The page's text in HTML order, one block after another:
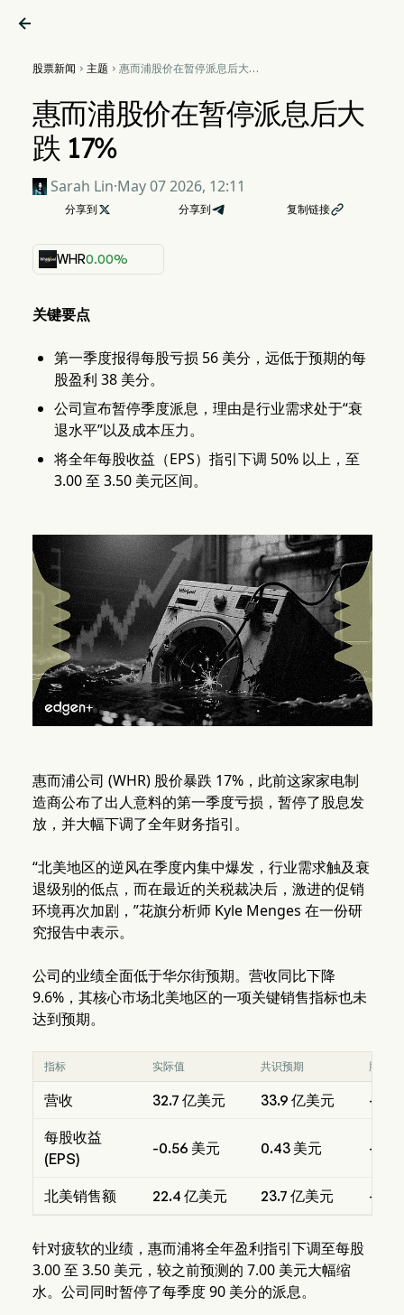

股票新闻  主题  惠而浦股价在暂停派息后大跌
惠而浦股价在暂停派息后大
跌 17%
Sarah Lin·May 07 2026, 12:11
分享到  分享到 复制链接
WHR0.00%
关键要点
第一季度报得每股亏损 56 美分，远低于预期的每
股盈利 38 美分。
公司宣布暂停季度派息，理由是行业需求处于“衰
退水平”以及成本压力。
将全年每股收益（EPS）指引下调 50% 以上，至
3.00 至 3.50 美元区间。
惠而浦公司 (WHR) 股价暴跌 17%，此前这家家电制
造商公布了出人意料的第一季度亏损，暂停了股息发
放，并大幅下调了全年财务指引。
“北美地区的逆风在季度内集中爆发，行业需求触及衰
退级别的低点，而在最近的关税裁决后，激进的促销
环境再次加剧，”花旗分析师 Kyle Menges 在一份研
究报告中表示。
公司的业绩全面低于华尔街预期。营收同比下降
9.6%，其核心市场北美地区的一项关键销售指标也未
达到预期。
指标 实际值 共识预期 胜/劣
营收 32.7 亿美元 33.9 亿美元 -
每股收益
(EPS)
-0.56 美元 0.43 美元 -
北美销售额 22.4 亿美元 23.7 亿美元 -
针对疲软的业绩，惠而浦将全年盈利指引下调至每股
3.00 至 3.50 美元，较之前预测的 7.00 美元大幅缩
水。公司同时暂停了每季度 90 美分的派息。